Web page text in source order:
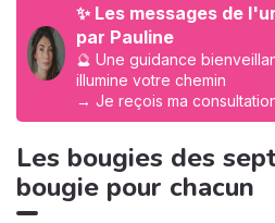
✨ Les messages de
par Pauline
🔮 Une guidance
illumine votre chemin
→ Je reçois ma
Les bougies des
bougie pour chacun